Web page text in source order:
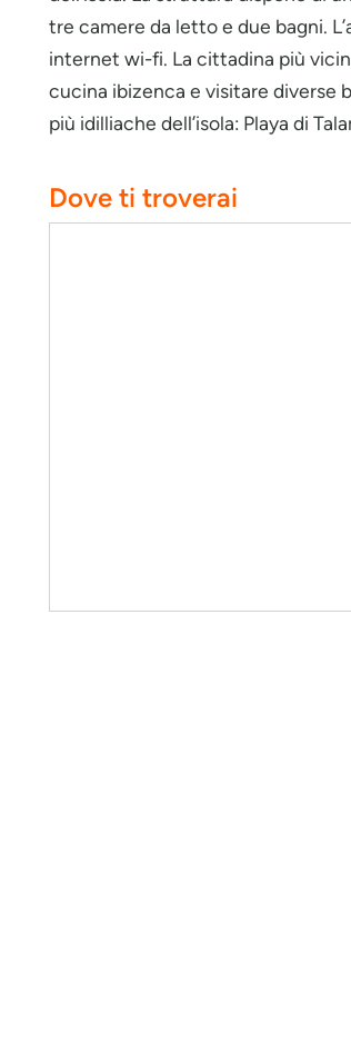
tre camere da letto e due bagni.
internet wi-fi. La cittadina più
cucina ibizenca e visitare diverse
più idilliache dell’isola: Playa di
Dove ti troverai